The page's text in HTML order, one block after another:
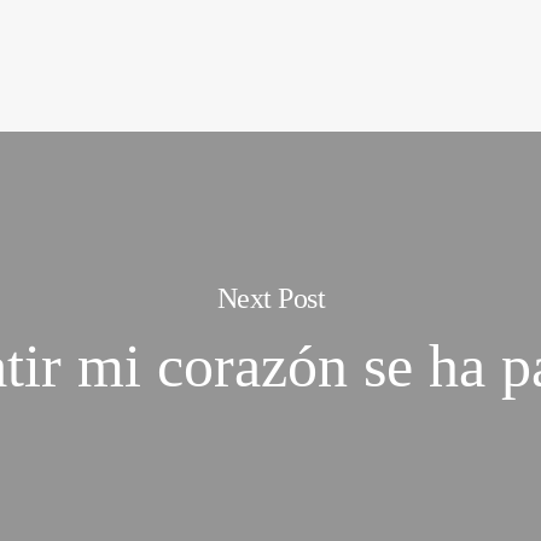
Next Post
mi corazón se ha